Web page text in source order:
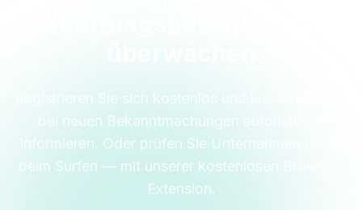
Registrieren Sie sich kostenlos und lassen Sie sich
bei neuen Bekanntmachungen automatisch
informieren. Oder prüfen Sie Unternehmen direkt
beim Surfen — mit unserer kostenlosen Browser-
Extension.